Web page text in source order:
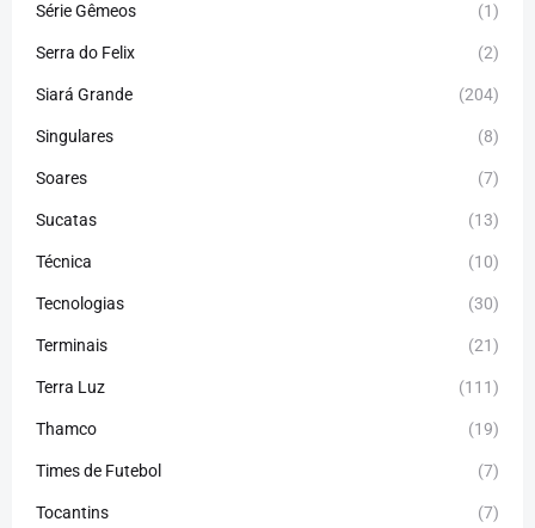
Série Gêmeos (1)
Serra do Felix (2)
Siará Grande (204)
Singulares (8)
Soares (7)
Sucatas (13)
Técnica (10)
Tecnologias (30)
Terminais (21)
Terra Luz (111)
Thamco (19)
Times de Futebol (7)
Tocantins (7)